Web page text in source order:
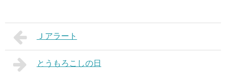
Ｊアラート
とうもろこしの日